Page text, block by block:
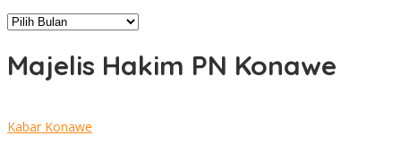
Arsip
Majelis Hakim PN Konawe
Kabar Konawe